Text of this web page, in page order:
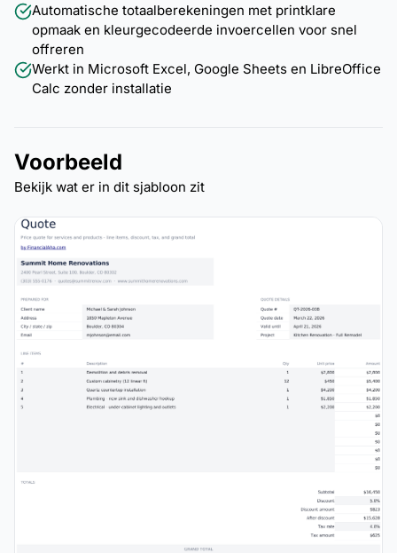
Automatische totaalberekeningen met printklare
opmaak en kleurgecodeerde invoercellen voor snel
offreren
Werkt in Microsoft Excel, Google Sheets en LibreOffice
Calc zonder installatie
Voorbeeld
Bekijk wat er in dit sjabloon zit